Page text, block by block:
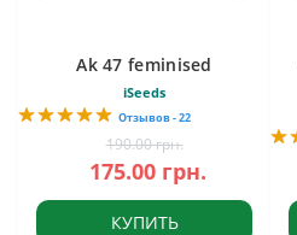
Ak 47 feminised
iSeeds
Отзывов - 22
190.00 грн.
175.00 грн.
КУПИТЬ